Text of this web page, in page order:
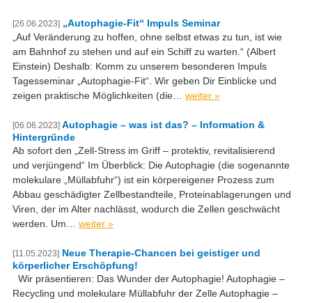
[26.06.2023]„Autophagie-Fit“ Impuls Seminar
„Auf Veränderung zu hoffen, ohne selbst etwas zu tun, ist wie
am Bahnhof zu stehen und auf ein Schiff zu warten.“ (Albert
Einstein) Deshalb: Komm zu unserem besonderen Impuls
Tagesseminar „Autophagie-Fit“. Wir geben Dir Einblicke und
zeigen praktische Möglichkeiten (die… weiter »
[06.06.2023]Autophagie – was ist das? – Information &
Hintergründe
Ab sofort den „Zell-Stress im Griff – protektiv, revitalisierend
und verjüngend“ Im Überblick: Die Autophagie (die sogenannte
molekulare „Müllabfuhr“) ist ein körpereigener Prozess zum
Abbau geschädigter Zellbestandteile, Proteinablagerungen und
Viren, der im Alter nachlässt, wodurch die Zellen geschwächt
werden. Um… weiter »
[11.05.2023]Neue Therapie-Chancen bei geistiger und
körperlicher Erschöpfung!
Wir präsentieren: Das Wunder der Autophagie! Autophagie –
Recycling und molekulare Müllabfuhr der Zelle Autophagie –